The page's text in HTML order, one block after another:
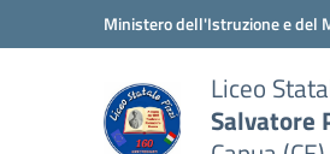
Vai ai contenuti
Vai al menu di navigazioneMinistero dell'Istruzione e del
Liceo
Salvatore